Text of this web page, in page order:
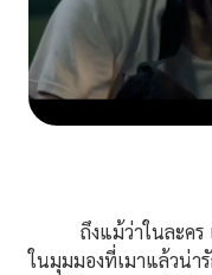
ถึงแม้ว่าในละคร แ
ในมุมมองที่เมาแล้วน่า